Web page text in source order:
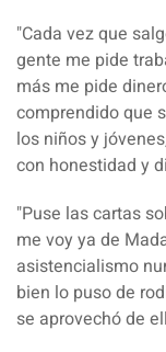
"Cada vez que
gente me pide
más me pide
comprendido que
los niños y
con honestidad y
"Puse las cartas
me voy ya de
asistencialismo
bien lo puso de
se aprovechó de